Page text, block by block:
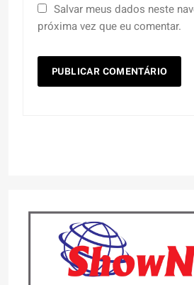
Salvar meus dados neste
próxima vez que eu comentar.